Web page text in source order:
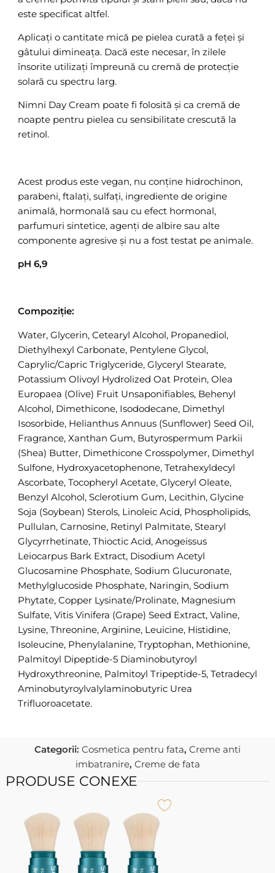
este specificat altfel.
Aplicați o cantitate mică pe pielea curată a feței și
gâtului dimineața. Dacă este necesar, în zilele
însorite utilizați împreună cu cremă de protecție
solară cu spectru larg.
Nimni Day Cream poate fi folosită și ca cremă de
noapte pentru pielea cu sensibilitate crescută la
retinol.
Acest produs este vegan, nu conține hidrochinon,
parabeni, ftalați, sulfați, ingrediente de origine
animală, hormonală sau cu efect hormonal,
parfumuri sintetice, agenți de albire sau alte
componente agresive și nu a fost testat pe animale.
pH 6,9
Compoziție:
Water, Glycerin, Cetearyl Alcohol, Propanediol,
Diethylhexyl Carbonate, Pentylene Glycol,
Caprylic/Capric Triglyceride, Glyceryl Stearate,
Potassium Olivoyl Hydrolized Oat Protein, Olea
Europaea (Olive) Fruit Unsaponifiables, Behenyl
Alcohol, Dimethicone, Isododecane, Dimethyl
Isosorbide, Helianthus Annuus (Sunflower) Seed Oil,
Fragrance, Xanthan Gum, Butyrospermum Parkii
(Shea) Butter, Dimethicone Crosspolymer, Dimethyl
Sulfone, Hydroxyacetophenone, Tetrahexyldecyl
Ascorbate, Tocopheryl Acetate, Glyceryl Oleate,
Benzyl Alcohol, Sclerotium Gum, Lecithin, Glycine
Soja (Soybean) Sterols, Linoleic Acid, Phospholipids,
Pullulan, Carnosine, Retinyl Palmitate, Stearyl
Glycyrrhetinate, Thioctic Acid, Anogeissus
Leiocarpus Bark Extract, Disodium Acetyl
Glucosamine Phosphate, Sodium Glucuronate,
Methylglucoside Phosphate, Naringin, Sodium
Phytate, Copper Lysinate/Prolinate, Magnesium
Sulfate, Vitis Vinifera (Grape) Seed Extract, Valine,
Lysine, Threonine, Arginine, Leuicine, Histidine,
Isoleucine, Phenylalanine, Tryptophan, Methionine,
Palmitoyl Dipeptide-5 Diaminobutyroyl
Hydroxythreonine, Palmitoyl Tripeptide-5, Tetradecyl
Aminobutyroylvalylaminobutyric Urea
Trifluoroacetate.
Categorii: Cosmetica pentru fata, Creme anti
imbatranire, Creme de fata
PRODUSE CONEXE